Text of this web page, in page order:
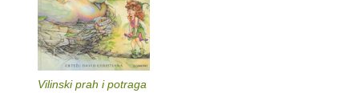
Vilinski prah i potraga